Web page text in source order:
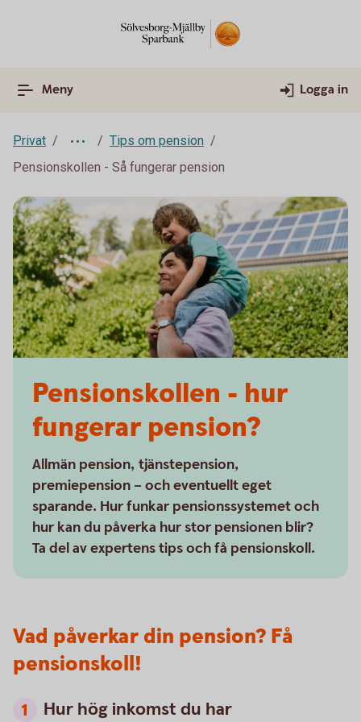
Meny Logga in
Privat
Tips om pension
Pensionskollen - Så fungerar pension
Pensionskollen - hur
fungerar pension?
Allmän pension, tjänstepension,
premiepension – och eventuellt eget
sparande. Hur funkar pensionssystemet och
hur kan du påverka hur stor pensionen blir?
Ta del av expertens tips och få pensionskoll.
Vad påverkar din pension? Få
pensionskoll!
Hur hög inkomst du har